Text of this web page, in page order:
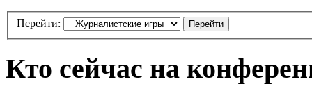
Перейти:
Кто сейчас на